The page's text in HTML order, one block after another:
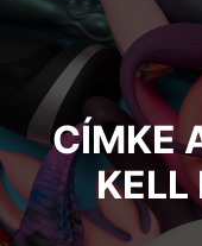
CÍMKE
KELL